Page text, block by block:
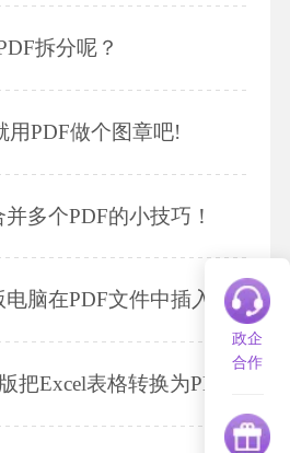
拆分呢？
用PDF做个图章吧!
多个PDF的小技巧！
在PDF文件中插入链接呢？
表格转换为PDF格式？
政企
合作